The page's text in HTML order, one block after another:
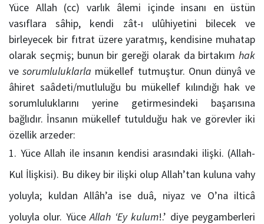
Yüce Allah (cc) varlık âlemi içinde insanı en üstün
vasıflara sâhip, kendi zât-ı ulûhiyetini bilecek ve
birleyecek bir fıtrat üzere yaratmış, kendisine muhatap
olarak seçmiş; bunun bir gereği olarak da birtakım hak
vesorumluluklarla mükellef tutmuştur. Onun dünyâ ve
âhiret saâdeti/mutluluğu bu mükellef kılındığı hak ve
sorumluluklarını yerine getirmesindeki başarısına
bağlıdır. İnsanın mükellef tutulduğu hak ve görevler iki
özellik arzeder:
Yüce Allah ile insanın kendisi arasındaki ilişki. (Allah-
Kul İlişkisi). Bu dikey bir ilişki olup Allah’tan kuluna vahy
yoluyla; kuldan Allâh’a ise duâ, niyaz ve O’na ilticâ
yoluyla olur. YüceAllah ‘Ey kulum!.’ diye peygamberleri